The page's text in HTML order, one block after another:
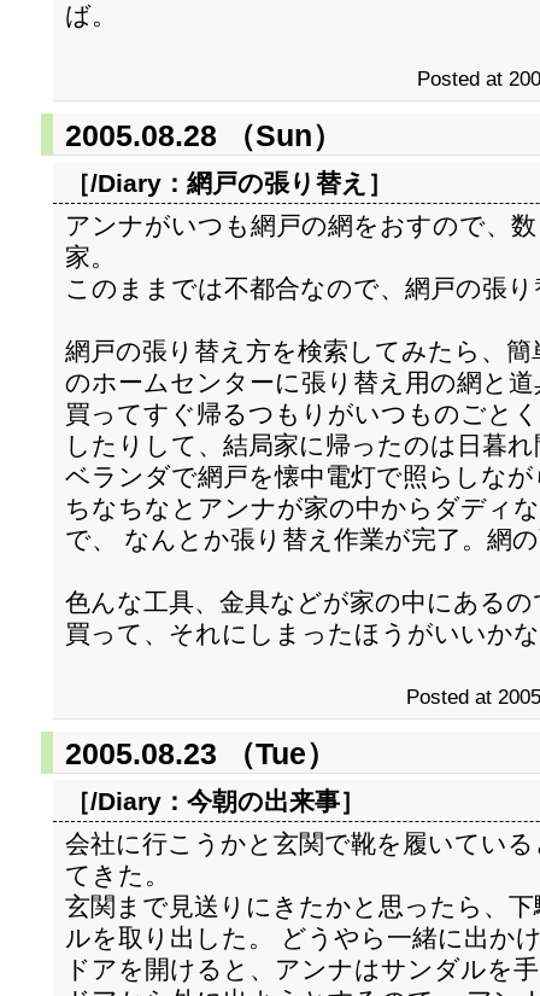
ば。
Posted at
2005.08.28 （Sun）
［/Diary： 網戸の張り替え ］
アンナがいつも網戸の網をおすので、
家。
このままでは不都合なので、網戸の張
網戸の張り替え方を検索してみたら、
のホームセンターに張り替え用の網と
買ってすぐ帰るつもりがいつものごと
したりして、結局家に帰ったのは日暮れ
ベランダで網戸を懐中電灯で照らしな
ちなちなとアンナが家の中からダディ
で、 なんとか張り替え作業が完了。網
色んな工具、金具などが家の中にある
買って、それにしまったほうがいいか
Posted at
2005.08.23 （Tue）
［/Diary： 今朝の出来事］
会社に行こうかと玄関で靴を履いてい
てきた。
玄関まで見送りにきたかと思ったら、
ルを取り出した。 どうやら一緒に出か
ドアを開けると、アンナはサンダルを